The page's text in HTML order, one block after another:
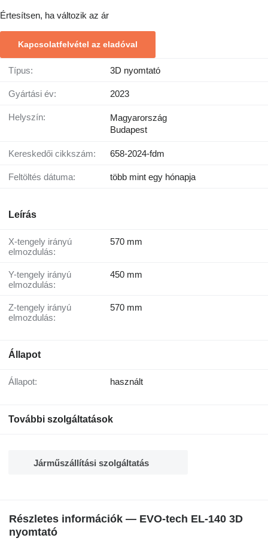
Értesítsen, ha változik az ár
Kapcsolatfelvétel az eladóval
Típus: 3D nyomtató
Gyártási év: 2023
Helyszín:
Magyarország
Budapest
Kereskedői cikkszám: 658-2024-fdm
Feltöltés dátuma: több mint egy hónapja
Leírás
X-tengely irányú
elmozdulás:
570 mm
Y-tengely irányú
elmozdulás:
450 mm
Z-tengely irányú
elmozdulás:
570 mm
Állapot
Állapot: használt
További szolgáltatások
Járműszállítási szolgáltatás
Részletes információk — EVO-tech EL-140 3D
nyomtató